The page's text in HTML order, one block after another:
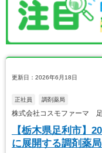
更新日：2026年6月18日
正社員 調剤薬局
株式会社コスモファーマ
【栃木県足利市】
に展開する調剤薬